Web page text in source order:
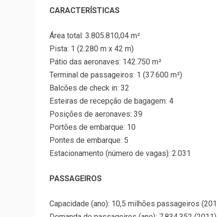
CARACTERÍSTICAS
Área total: 3.805.810,04 m²
Pista: 1 (2.280 m x 42 m)
Pátio das aeronaves: 142.750 m²
Terminal de passageiros: 1 (37.600 m²)
Balcões de check in: 32
Esteiras de recepção de bagagem: 4
Posições de aeronaves: 39
Portões de embarque: 10
Pontes de embarque: 5
Estacionamento (número de vagas): 2.031
PASSAGEIROS
Capacidade (ano): 10,5 milhões passageiros